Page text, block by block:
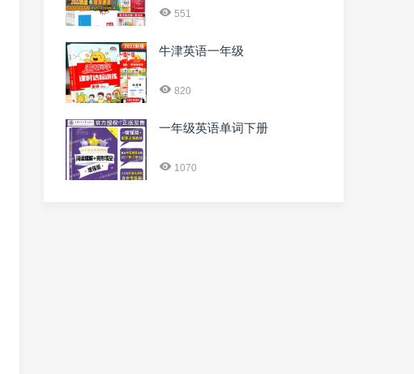
551
牛津英语一年级
820
一年级英语单词下册
1070